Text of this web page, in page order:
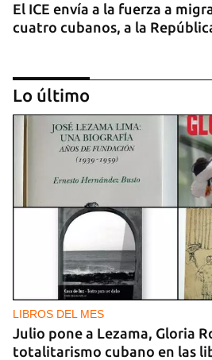
El ICE envía a la fuerza a
cuatro cubanos, a la
Ucrania ataca otro centro
ruso, esta vez en los Urales
Lo último
LIBROS DEL MES
Julio pone a Lezama, Gloria
totalitarismo cubano en las